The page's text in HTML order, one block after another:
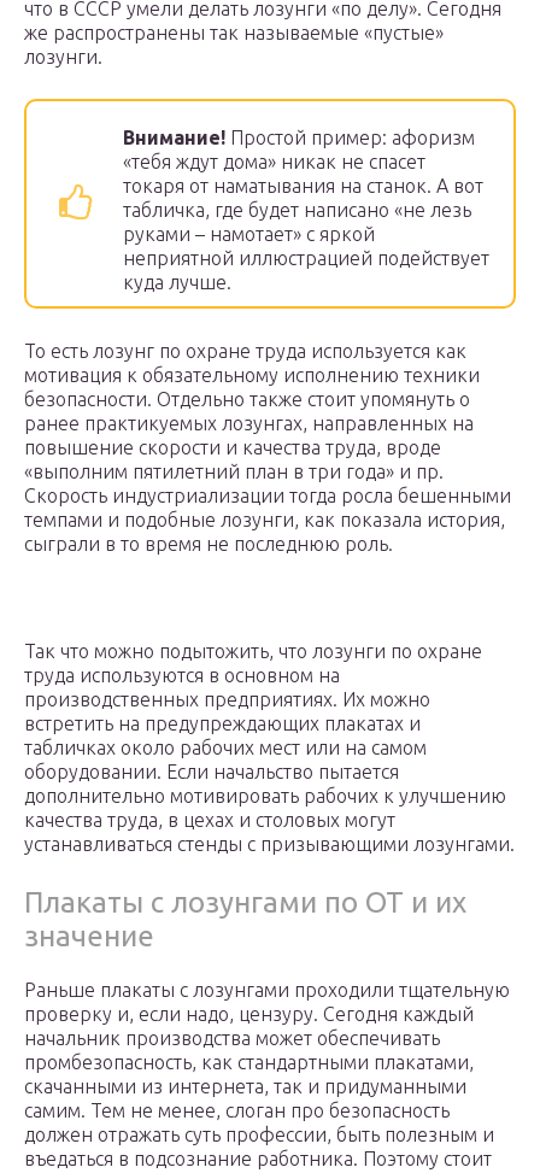
что в СССР умели делать лозунги «по делу». Сегодня
же распространены так называемые «пустые»
лозунги.
Внимание! Простой пример: афоризм
«тебя ждут дома» никак не спасет
токаря от наматывания на станок. А вот
табличка, где будет написано «не лезь
руками – намотает» с яркой
неприятной иллюстрацией подействует
куда лучше.
То есть лозунг по охране труда используется как
мотивация к обязательному исполнению техники
безопасности. Отдельно также стоит упомянуть о
ранее практикуемых лозунгах, направленных на
повышение скорости и качества труда, вроде
«выполним пятилетний план в три года» и пр.
Скорость индустриализации тогда росла бешенными
темпами и подобные лозунги, как показала история,
сыграли в то время не последнюю роль.
Так что можно подытожить, что лозунги по охране
труда используются в основном на
производственных предприятиях. Их можно
встретить на предупреждающих плакатах и
табличках около рабочих мест или на самом
оборудовании. Если начальство пытается
дополнительно мотивировать рабочих к улучшению
качества труда, в цехах и столовых могут
устанавливаться стенды с призывающими лозунгами.
Плакаты с лозунгами по ОТ и их
значение
Раньше плакаты с лозунгами проходили тщательную
проверку и, если надо, цензуру. Сегодня каждый
начальник производства может обеспечивать
промбезопасность, как стандартными плакатами,
скачанными из интернета, так и придуманными
самим. Тем не менее, слоган про безопасность
должен отражать суть профессии, быть полезным и
въедаться в подсознание работника. Поэтому стоит